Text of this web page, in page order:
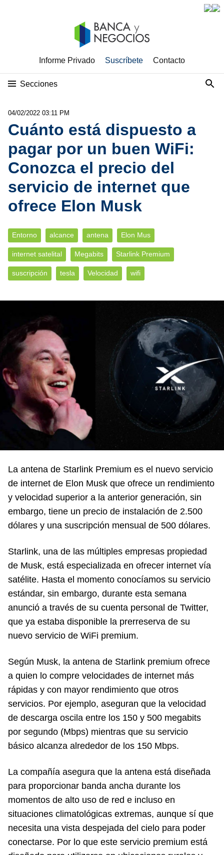
Informe Privado Suscríbete Contacto
Secciones
04/02/2022 03:11 PM
Cuánto está dispuesto a
pagar por un buen WiFi:
Conozca el precio del
servicio de internet que
ofrece Elon Musk
Entorno alcance antena Elon Mus
internet satelital Megabits Starlink Premium
suscripción tesla Velocidad wifi
La antena de Starlink Premium es el nuevo servicio
de internet de Elon Musk que ofrece un rendimiento
y velocidad superior a la anterior generación, sin
embargo, tiene un precio de instalación de 2.500
dólares y una suscripción mensual de 500 dólares.
Starlink, una de las múltiples empresas propiedad
de Musk, está especializada en ofrecer internet vía
satélite. Hasta el momento conocíamos su servicio
estándar, sin embargo, durante esta semana
anunció a través de su cuenta personal de Twitter,
que ya estaba disponible la prerreserva de su
nuevo servicio de WiFi premium.
Según Musk, la antena de Starlink premium ofrece
a quien lo compre velocidades de internet más
rápidas y con mayor rendimiento que otros
servicios. Por ejemplo, aseguran que la velocidad
de descarga oscila entre los 150 y 500 megabits
por segundo (Mbps) mientras que su servicio
básico alcanza alrededor de los 150 Mbps.
La compañía asegura que la antena está diseñada
para proporcionar banda ancha durante los
momentos de alto uso de red e incluso en
situaciones climatológicas extremas, aunque sí que
necesita una vista despejada del cielo para poder
conectarse. Por lo que este servicio premium está